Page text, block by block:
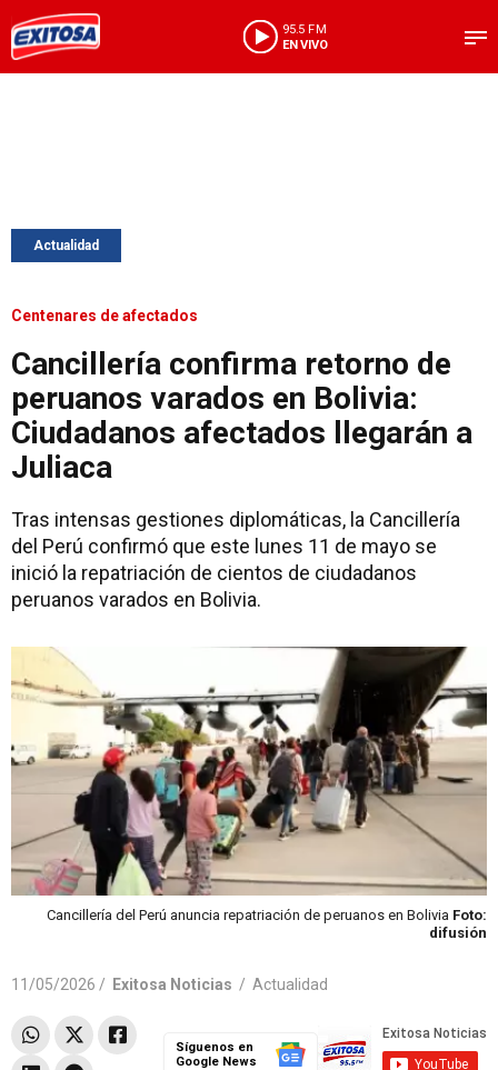
95.5 FM
EN VIVO
Actualidad
Centenares de afectados
Cancillería confirma retorno de
peruanos varados en Bolivia:
Ciudadanos afectados llegarán a
Juliaca
Tras intensas gestiones diplomáticas, la Cancillería
del Perú confirmó que este lunes 11 de mayo se
inició la repatriación de cientos de ciudadanos
peruanos varados en Bolivia.
Cancillería del Perú anuncia repatriación de peruanos en Bolivia Foto:
difusión
11/05/2026 / Exitosa Noticias / Actualidad
Síguenos en
Google News